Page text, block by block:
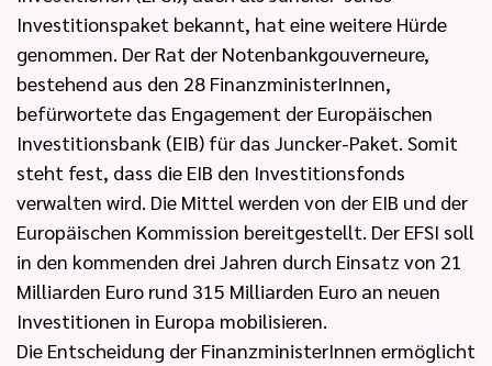
Investitionspaket bekannt, hat eine weitere Hürde
genommen. Der Rat der Notenbankgouverneure,
bestehend aus den 28 FinanzministerInnen,
befürwortete das Engagement der Europäischen
Investitionsbank (EIB) für das Juncker-Paket. Somit
steht fest, dass die EIB den Investitionsfonds
verwalten wird. Die Mittel werden von der EIB und der
Europäischen Kommission bereitgestellt. Der EFSI soll
in den kommenden drei Jahren durch Einsatz von 21
Milliarden Euro rund 315 Milliarden Euro an neuen
Investitionen in Europa mobilisieren.
Die Entscheidung der FinanzministerInnen ermöglicht